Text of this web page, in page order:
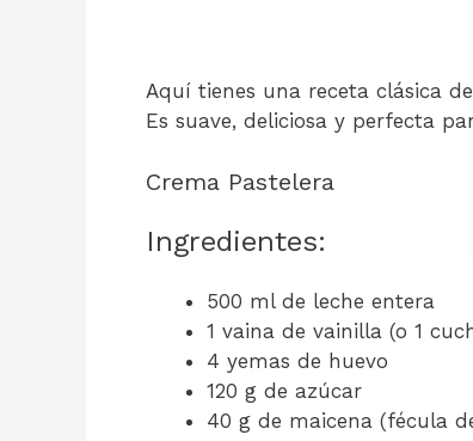
Aquí tienes una receta clásica de
Es suave, deliciosa y perfecta
Crema Pastelera
Ingredientes:
500 ml de leche entera
1 vaina de vainilla (o 1
4 yemas de huevo
120 g de azúcar
40 g de maicena (fécula